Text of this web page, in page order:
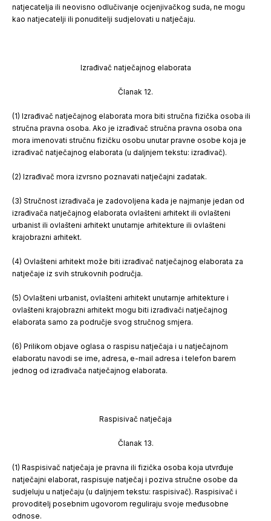
natjecatelja ili neovisno odlučivanje ocjenjivačkog suda, ne mogu
kao natjecatelji ili ponuditelji sudjelovati u natječaju.
Izrađivač natječajnog elaborata
Članak 12.
(1) Izrađivač natječajnog elaborata mora biti stručna fizička osoba ili
stručna pravna osoba. Ako je izrađivač stručna pravna osoba ona
mora imenovati stručnu fizičku osobu unutar pravne osobe koja je
izrađivač natječajnog elaborata (u daljnjem tekstu: izrađivač).
(2) Izrađivač mora izvrsno poznavati natječajni zadatak.
(3) Stručnost izrađivača je zadovoljena kada je najmanje jedan od
izrađivača natječajnog elaborata ovlašteni arhitekt ili ovlašteni
urbanist ili ovlašteni arhitekt unutarnje arhitekture ili ovlašteni
krajobrazni arhitekt.
(4) Ovlašteni arhitekt može biti izrađivač natječajnog elaborata za
natječaje iz svih strukovnih područja.
(5) Ovlašteni urbanist, ovlašteni arhitekt unutarnje arhitekture i
ovlašteni krajobrazni arhitekt mogu biti izrađivači natječajnog
elaborata samo za područje svog stručnog smjera.
(6) Prilikom objave oglasa o raspisu natječaja i u natječajnom
elaboratu navodi se ime, adresa, e-mail adresa i telefon barem
jednog od izrađivača natječajnog elaborata.
Raspisivač natječaja
Članak 13.
(1) Raspisivač natječaja je pravna ili fizička osoba koja utvrđuje
natječajni elaborat, raspisuje natječaj i poziva stručne osobe da
sudjeluju u natječaju (u daljnjem tekstu: raspisivač). Raspisivač i
provoditelj posebnim ugovorom reguliraju svoje međusobne
odnose.